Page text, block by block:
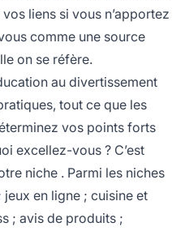
liens si vous n’apportez
comme une source
on se réfère.
au divertissement
tout ce que les
vos points forts
excellez-vous ? C’est
niche . Parmi les niches
en ligne ; cuisine et
; avis de produits ;